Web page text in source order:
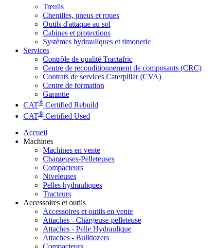
Treuils
Chenilles, pneus et roues
Outils d'attaque au sol
Cabines et protections
Systèmes hydrauliques et timonerie
Services
Contrôle de qualité Tractafric
Centre de reconditionnement de composants (CRC)
Contrats de services Caterpillar (CVA)
Centre de formation
Garantie
CAT® Certified Rebuild
CAT® Certified Used
Accueil
Machines
Machines en vente
Chargeuses-Pelleteuses
Compacteurs
Niveleuses
Pelles hydrauliques
Tracteurs
Accessoires et outils
Accessoires et outils en vente
Attaches - Chargeuse-pelleteuse
Attaches - Pelle Hydraulique
Attaches - Bulldozers
Compacteurs